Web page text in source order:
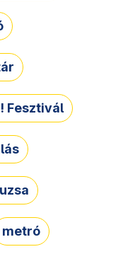
Fesztivál
metró